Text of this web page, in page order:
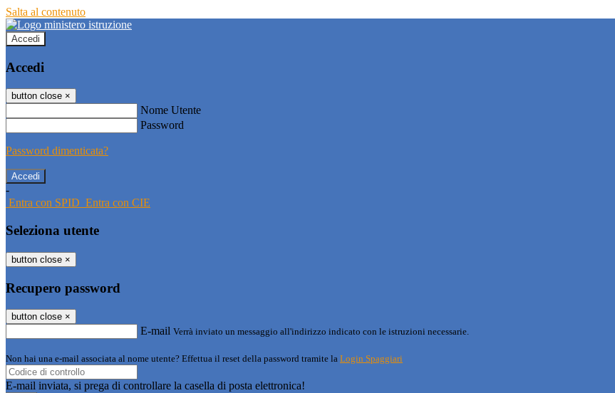
Salta al contenuto
Accedi
Accedi
button close ×
Nome Utente
Password
Password dimenticata?
-
Entra con SPID Entra con CIE
Seleziona utente
button close ×
Recupero password
button close ×
E-mail Verrà inviato un messaggio all'indirizzo indicato con le istruzioni necessarie.
Non hai una e-mail associata al nome utente? Effettua il reset della password tramite la Login Spaggiari
E-mail inviata, si prega di controllare la casella di posta elettronica!